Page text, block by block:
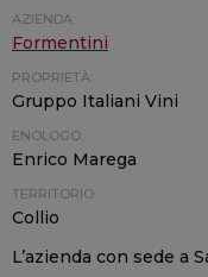
AZIENDA:
Formentini
PROPRIETÀ:
Gruppo Italiani Vini
ENOLOGO:
Enrico Marega
TERRITORIO:
Collio
L’azienda con sede a